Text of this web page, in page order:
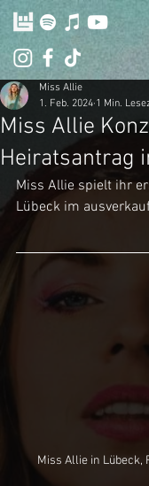
Miss Allie
Heiratsantrag
Miss Allie
1. Feb. 2024 1 Min.
Miss Allie spielt ihr
Lübeck im
Miss Allie in Lübeck,